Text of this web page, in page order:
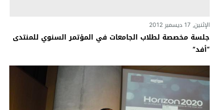
الإثنين, 17 ديسمبر 2012
جلسة مخصصة لطلاب الجامعات في المؤتمر السنوي للمنتدى
“أفد”